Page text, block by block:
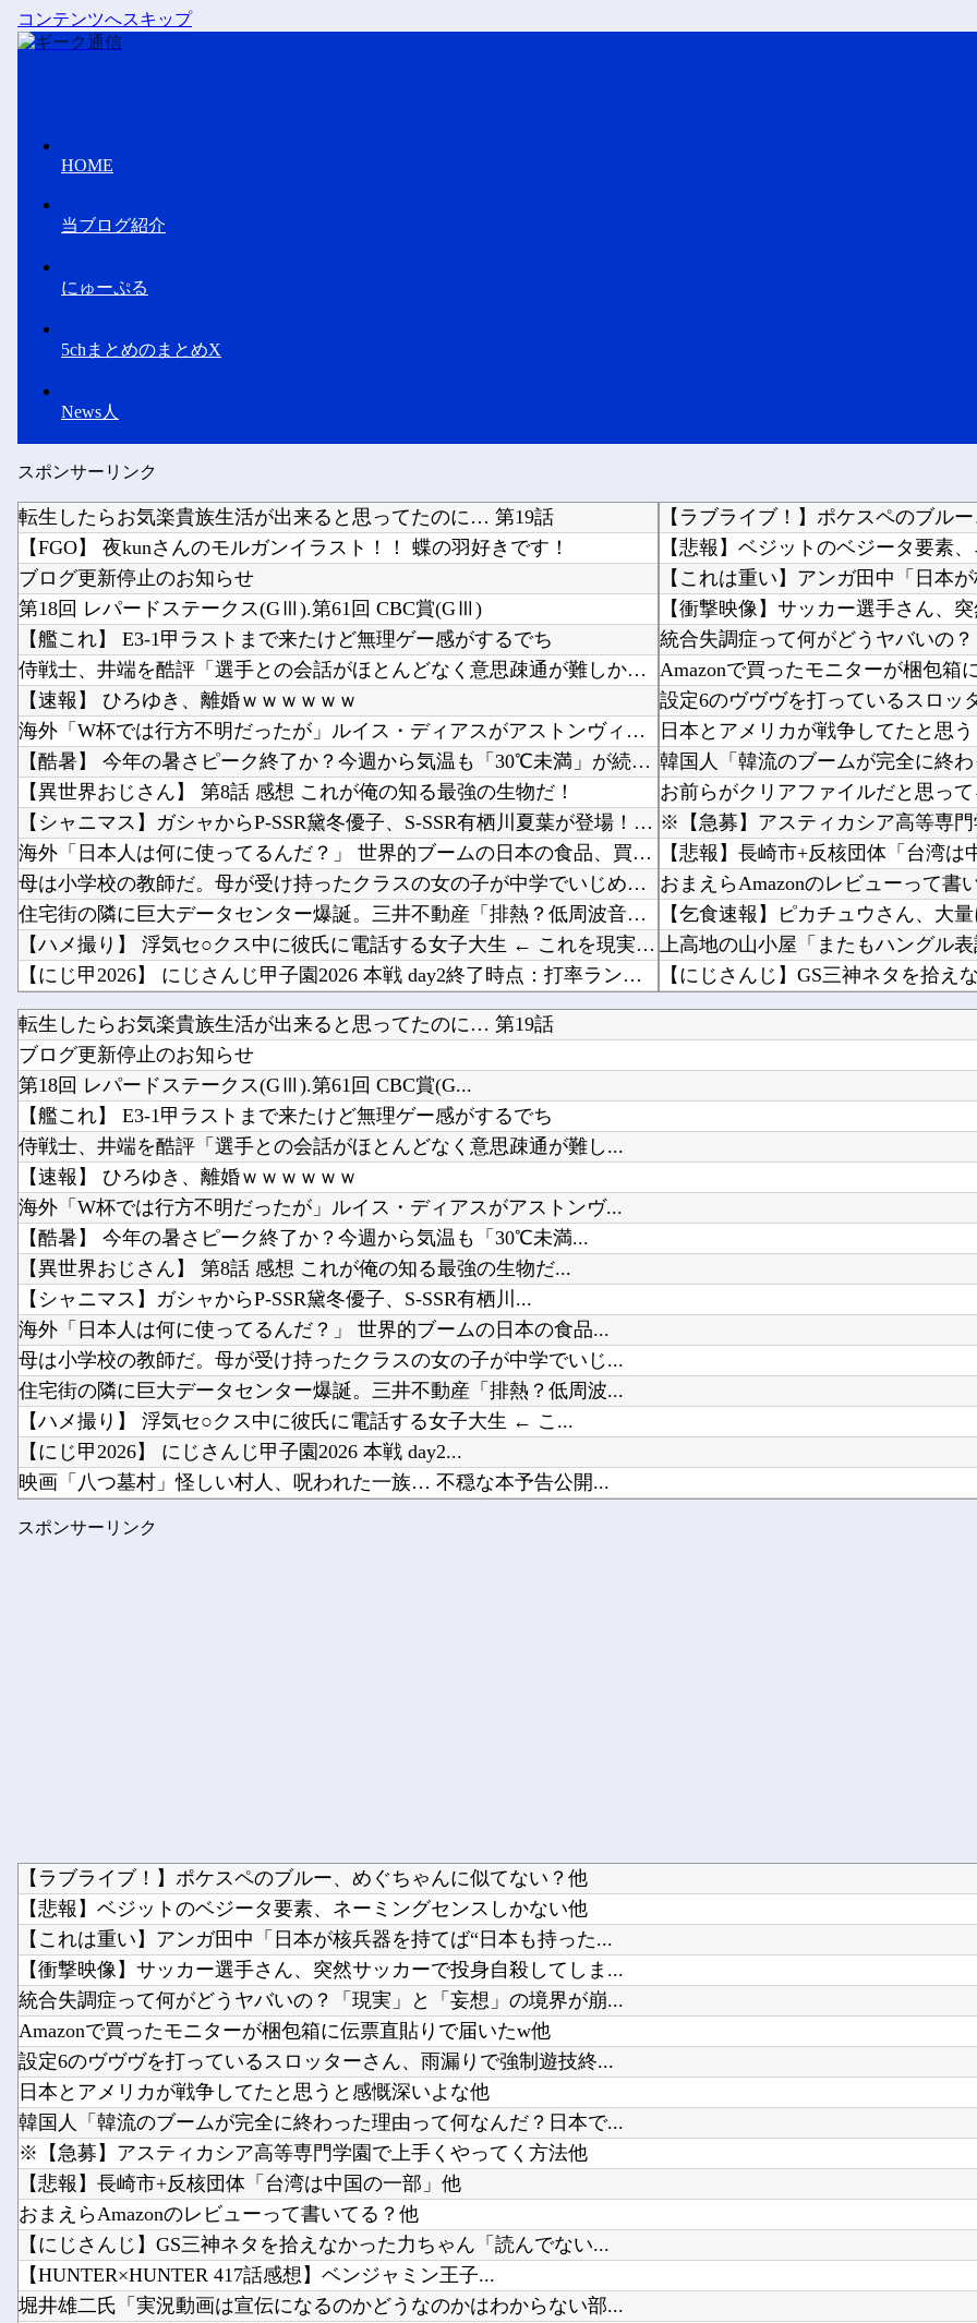
コンテンツへスキップ
HOME
当ブログ紹介
にゅーぷる
5chまとめのまとめX
News人
スポンサーリンク
転生したらお気楽貴族生活が出来ると思ってたのに… 第19話
【FGO】 夜kunさんのモルガンイラスト！！ 蝶の羽好きです！
ブログ更新停止のお知らせ
第18回 レパードステークス(GⅢ).第61回 CBC賞(GⅢ)
【艦これ】 E3-1甲ラストまで来たけど無理ゲー感がするでち
侍戦士、井端を酷評「選手との会話がほとんどなく意思疎通が難しかった。大谷さえ『マジで笑わな...
【速報】 ひろゆき、離婚ｗｗｗｗｗｗ
海外「W杯では行方不明だったが」ルイス・ディアスがアストンヴィラ戦で決めたゴラッソに海外大...
【酷暑】 今年の暑さピーク終了か？今週から気温も「30℃未満」が続出になるかも
【異世界おじさん】 第8話 感想 これが俺の知る最強の生物だ！
【シャニマス】ガシャからP-SSR黛冬優子、S-SSR有栖川夏葉が登場！イベントS-SR福...
海外「日本人は何に使ってるんだ？」 世界的ブームの日本の食品、買ってみたものの使い道が分か...
母は小学校の教師だ。母が受け持ったクラスの女の子が中学でいじめを受けているようで母を頼って...
住宅街の隣に巨大データセンター爆誕。三井不動産「排熱？低周波音？データはまだ出せません」住...
【ハメ撮り】 浮気セ○クス中に彼氏に電話する女子大生 ← これを現実にやる子が現れる…
【にじ甲2026】 にじさんじ甲子園2026 本戦 day2終了時点：打率ランキング
映画「八つ墓村」怪しい村人、呪われた一族… 不穏な本予告公開 主題歌はB’zの松本孝弘率い...
【櫻坂46】 リアミ、説教おじさんが現れた模様...
【九州名物】 鶏刺し食べた医師、全身麻痺へ…「死んだほうが良い」
【ラブライブ！】ポケスペのブル
【悲報】ベジットのベジータ要素
【衝撃映像】サッカー選手さん、
Amazonで買ったモニターが梱包箱
日本とアメリカが戦争してたと思
お前らがクリアファイルだと思っ
※【急募】アスティカシア高等専
【悲報】長崎市+反核団体「台湾は
おまえらAmazonのレビューって書
【動画】イッヌ、煽ってしまう他
【ウマ娘】シチーキャッツを預け
転生したらお気楽貴族生活が出来ると思ってたのに… 第19話
ブログ更新停止のお知らせ
第18回 レパードステークス(GⅢ).第61回 CBC賞(G...
【艦これ】 E3-1甲ラストまで来たけど無理ゲー感がするでち
侍戦士、井端を酷評「選手との会話がほとんどなく意思疎通が難し...
【速報】 ひろゆき、離婚ｗｗｗｗｗｗ
海外「W杯では行方不明だったが」ルイス・ディアスがアストンヴ...
【酷暑】 今年の暑さピーク終了か？今週から気温も「30℃未満...
【異世界おじさん】 第8話 感想 これが俺の知る最強の生物だ...
【シャニマス】ガシャからP-SSR黛冬優子、S-SSR有栖川...
海外「日本人は何に使ってるんだ？」 世界的ブームの日本の食品...
母は小学校の教師だ。母が受け持ったクラスの女の子が中学でいじ...
住宅街の隣に巨大データセンター爆誕。三井不動産「排熱？低周波...
【ハメ撮り】 浮気セ○クス中に彼氏に電話する女子大生 ← こ...
【にじ甲2026】 にじさんじ甲子園2026 本戦 day2...
映画「八つ墓村」怪しい村人、呪われた一族… 不穏な本予告公開...
【九州名物】 鶏刺し食べた医師、全身麻痺へ…「死んだほうが良...
スポンサーリンク
【ラブライブ！】ポケスペのブルー、めぐちゃんに似てない？他
【悲報】ベジットのベジータ要素、ネーミングセンスしかない他
【これは重い】アンガ田中「日本が核兵器を持てば“日本も持った...
【衝撃映像】サッカー選手さん、突然サッカーで投身自殺してしま...
統合失調症って何がどうヤバいの？「現実」と「妄想」の境界が崩...
Amazonで買ったモニターが梱包箱に伝票直貼りで届いたw他
設定6のヴヴヴを打っているスロッターさん、雨漏りで強制遊技終...
日本とアメリカが戦争してたと思うと感慨深いよな他
韓国人「韓流のブームが完全に終わった理由って何なんだ？日本で...
※【急募】アスティカシア高等専門学園で上手くやってく方法他
【悲報】長崎市+反核団体「台湾は中国の一部」他
おまえらAmazonのレビューって書いてる？他
【にじさんじ】GS三神ネタを拾えなかった力ちゃん「読んでない...
【HUNTER×HUNTER 417話感想】ベンジャミン王子...
堀井雄二氏「実況動画は宣伝になるのかどうなのかはわからない部...